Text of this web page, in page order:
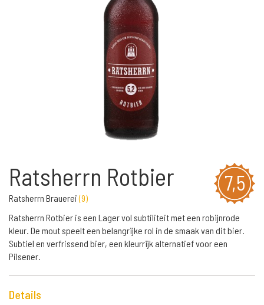
7,5
Ratsherrn Rotbier
Ratsherrn Brauerei(9)
Ratsherrn Rotbier is een Lager vol subtiliteit met een robijnrode
kleur. De mout speelt een belangrijke rol in de smaak van dit bier.
Subtiel en verfrissend bier, een kleurrijk alternatief voor een
Pilsener.
Details